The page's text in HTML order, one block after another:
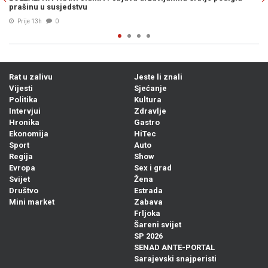
našom zemljom
04. Avg. 2026
Rat u zalivu
Vijesti
Politika
Intervjui
Hronika
Ekonomija
Sport
Regija
Evropa
Svijet
Društvo
Mini market
Jeste li znali
Sjećanje
Kultura
Zdravlje
Gastro
HiTec
Auto
Show
Sex i grad
Žena
Estrada
Zabava
Frljoka
Šareni svijet
SP 2026
SENAD ANTE-PORTAL
Sarajevski snajperisti